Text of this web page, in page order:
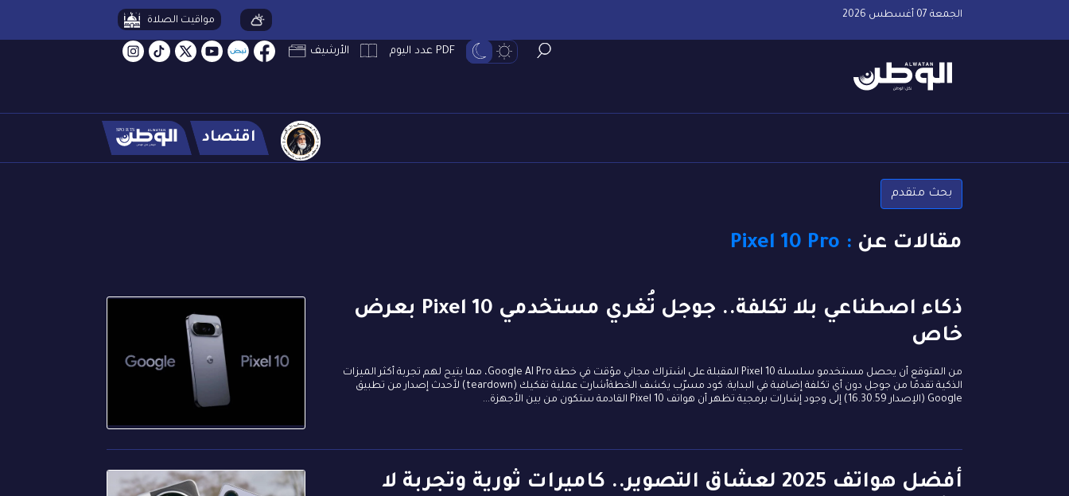
الجمعة 07 أغسطس 2026 مواقيت الصلاة
PDF عدد اليوم الأرشيف
اقتصاد
بحث متقدم
مقالات عن : Pixel 10 Pro
ذكاء اصطناعي بلا تكلفة.. جوجل تُغري مستخدمي Pixel 10 بعرض
خاص
من المتوقع أن يحصل مستخدمو سلسلة Pixel 10 المقبلة على اشتراك مجاني مؤقت في خطة Google AI Pro، مما يتيح لهم تجربة أكثر الميزات
الذكية تقدمًا من جوجل دون أي تكلفة إضافية في البداية. كود مسرّب يكشف الخطةأشارت عملية تفكيك (teardown) لأحدث إصدار من تطبيق
Google (الإصدار 16.30.59) إلى وجود إشارات برمجية تظهر أن هواتف Pixel 10 القادمة ستكون من بين الأجهزة...
أفضل هواتف 2025 لعشاق التصوير.. كاميرات ثورية وتجربة لا